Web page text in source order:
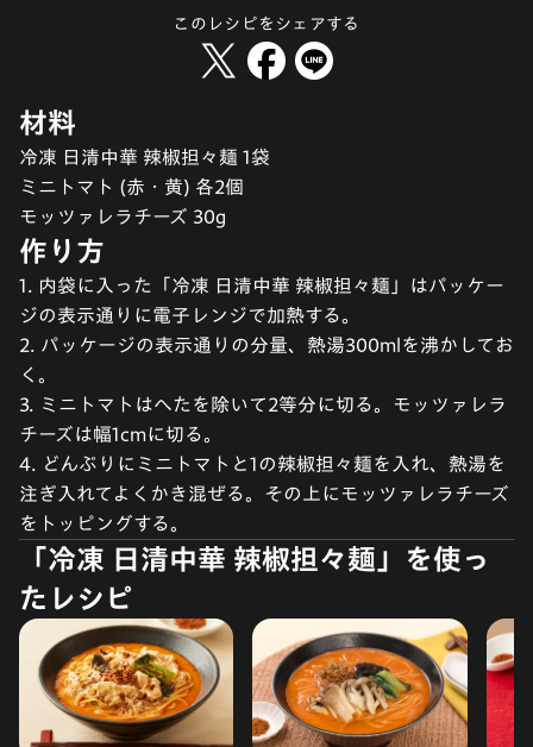
このレシピをシェアする
材料
冷凍 日清中華 辣椒担々麺 1袋
ミニトマト (赤・黄) 各2個
モッツァレラチーズ 30g
作り方
1. 内袋に入った「冷凍 日清中華 辣椒担々麺」はパッケー
ジの表示通りに電子レンジで加熱する。
2. パッケージの表示通りの分量、熱湯300mlを沸かしてお
く。
3. ミニトマトはへたを除いて2等分に切る。モッツァレラ
チーズは幅1cmに切る。
4. どんぶりにミニトマトと1の辣椒担々麺を入れ、熱湯を
注ぎ入れてよくかき混ぜる。その上にモッツァレラチーズ
をトッピングする。
「冷凍 日清中華 辣椒担々麺」を使っ
たレシピ